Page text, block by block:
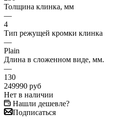
Толщина клинка, мм
—
4
Тип режущей кромки клинка
—
Plain
Длина в сложенном виде, мм.
—
130
249990 руб
Нет в наличии
Нашли дешевле?
Подписаться